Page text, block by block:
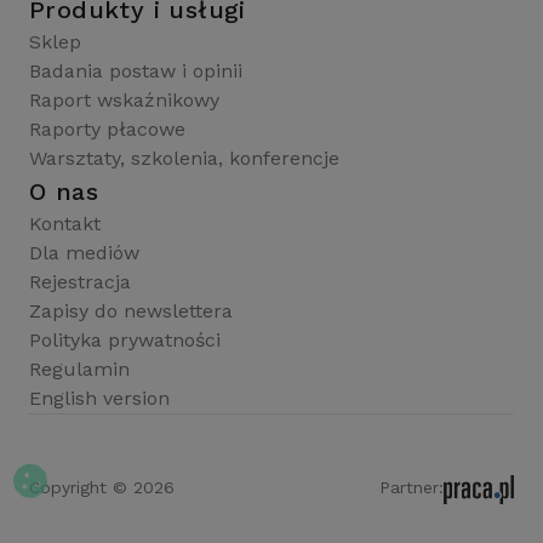
Produkty i usługi
Sklep
Badania postaw i opinii
Raport wskaźnikowy
Raporty płacowe
Warsztaty, szkolenia, konferencje
O nas
Kontakt
Dla mediów
Rejestracja
Zapisy do newslettera
Polityka prywatności
Regulamin
English version
Copyright © 2026 Partner: